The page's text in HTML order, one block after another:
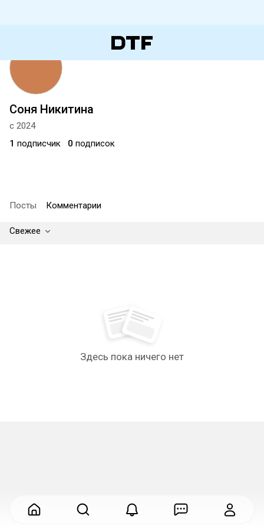
Соня Никитина
с 2024
1 подписчик 0 подписок
Посты Комментарии
Свежее
Здесь пока ничего нет